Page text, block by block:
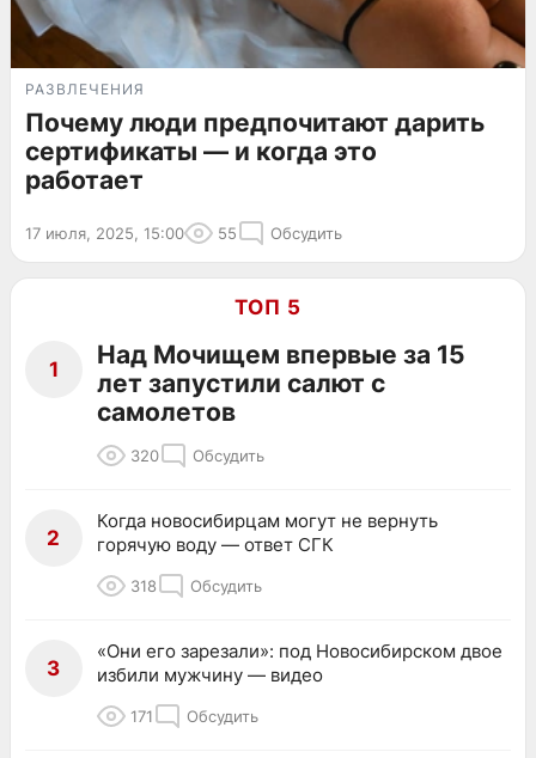
РАЗВЛЕЧЕНИЯ
Почему люди предпочитают дарить
сертификаты — и когда это
работает
17 июля, 2025, 15:00 55 Обсудить
ТОП 5
1
Над Мочищем впервые за 15
лет запустили салют с
самолетов
320 Обсудить
2
Когда новосибирцам могут не вернуть
горячую воду — ответ СГК
318 Обсудить
3
«Они его зарезали»: под Новосибирском двое
избили мужчину — видео
171 Обсудить